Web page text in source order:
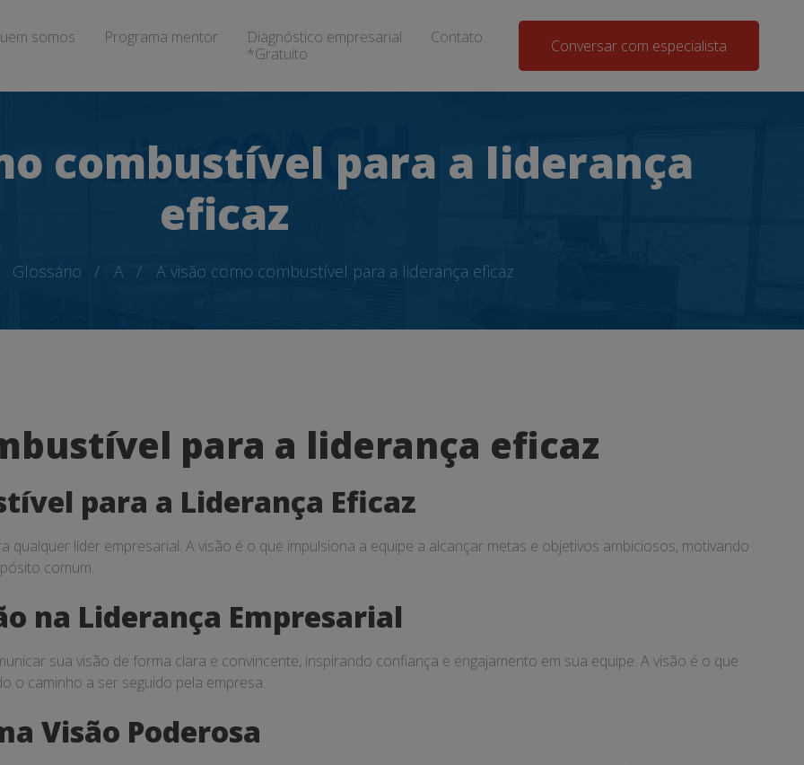
somos Programa mentor
Diagnóstico empresarial
*Gratuito
Contato Conversar com especialista
combustível para a liderança
eficaz
Glossário A A visão como combustível para a liderança eficaz
para a liderança eficaz
para a Liderança Eficaz
qualquer líder empresarial. A visão é o que impulsiona a equipe a alcançar metas e objetivos ambiciosos, motivando
comum.
na Liderança Empresarial
sua visão de forma clara e convincente, inspirando confiança e engajamento em sua equipe. A visão é o que
o caminho a ser seguido pela empresa.
Visão Poderosa